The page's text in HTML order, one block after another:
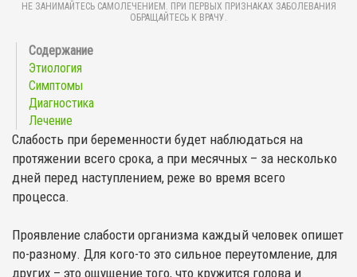
НЕ ЗАНИМАЙТЕСЬ САМОЛЕЧЕНИЕМ. ПРИ ПЕРВЫХ ПРИЗНАКАХ ЗАБОЛЕВАНИЯ
ОБРАЩАЙТЕСЬ К ВРАЧУ.
Этиология
Симптомы
Диагностика
Лечение
Слабость при беременности будет наблюдаться на
протяжении всего срока, а при месячных – за несколько
дней перед наступлением, реже во время всего
процесса.
Проявление слабости организма каждый человек опишет
по-разному. Для кого-то это сильное переутомление, для
других – это ощущение того, что кружится голова и